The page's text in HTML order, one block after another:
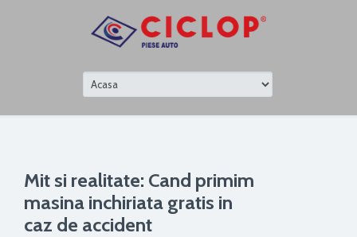
Mit si realitate: Cand primim
masina inchiriata gratis in
caz de accident